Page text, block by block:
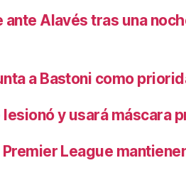
ante Alavés tras una
a Bastoni como
lesionó y usará máscara
League